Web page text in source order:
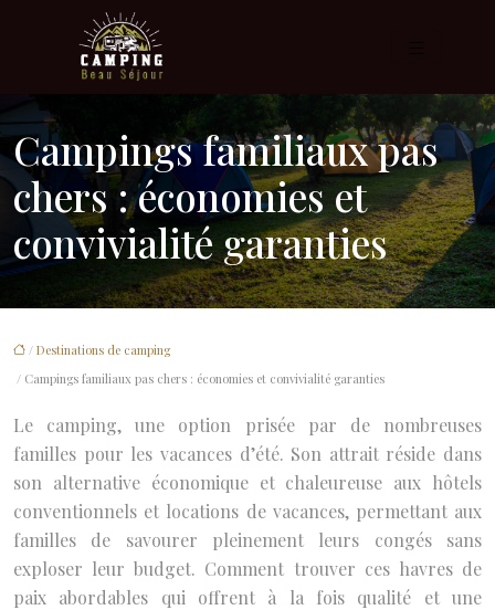
Campings familiaux pas
chers : économies et
convivialité garanties
/ Destinations de camping
/ Campings familiaux pas chers : économies et convivialité garanties
Le camping, une option prisée par de nombreuses
familles pour les vacances d’été. Son attrait réside dans
son alternative économique et chaleureuse aux hôtels
conventionnels et locations de vacances, permettant aux
familles de savourer pleinement leurs congés sans
exploser leur budget. Comment trouver ces havres de
paix abordables qui offrent à la fois qualité et une